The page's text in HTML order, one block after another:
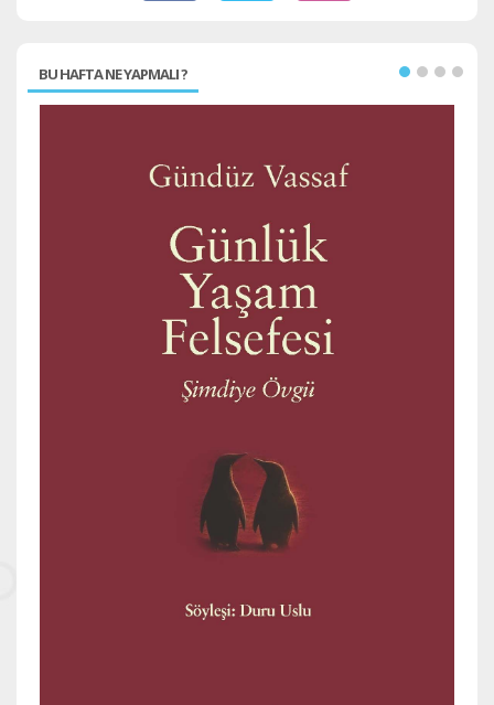
BU HAFTA NE YAPMALI ?